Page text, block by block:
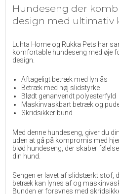
Hundeseng der
design med ultimativ
Luhta Home og Rukka Pets har
komfortable hundeseng med øje
design.
Aftageligt betræk med lynlås
Betræk med høj slidstyrke
Blødt genanvendt polyesterfyld
Maskinvaskbart betræk og
Skridsikker bund
Med denne hundeseng, giver du
uden at gå på kompromis med
blød hundeseng, der skaber
din hund.
Sengen er lavet af slidstærkt stof,
betræk kan lynes af og
Bunden er forsynes med